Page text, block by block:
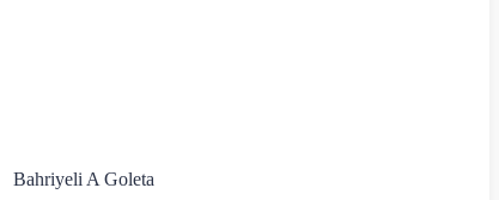
Bahriyeli A Goleta